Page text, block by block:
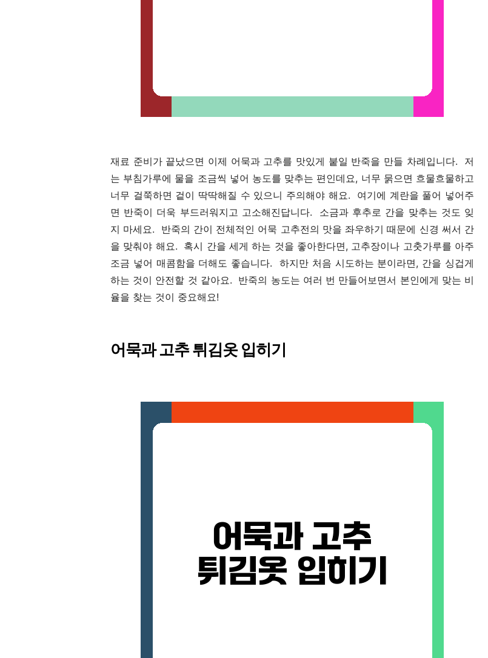
재료 준비가 끝났으면 이제 어묵과 고추를 맛있게 붙일 반죽을 만들 차례입니다. 저
는 부침가루에 물을 조금씩 넣어 농도를 맞추는 편인데요, 너무 묽으면 흐물흐물하고
너무 걸쭉하면 겉이 딱딱해질 수 있으니 주의해야 해요. 여기에 계란을 풀어 넣어주
면 반죽이 더욱 부드러워지고 고소해진답니다. 소금과 후추로 간을 맞추는 것도 잊
지 마세요. 반죽의 간이 전체적인 어묵 고추전의 맛을 좌우하기 때문에 신경 써서 간
을 맞춰야 해요. 혹시 간을 세게 하는 것을 좋아한다면, 고추장이나 고춧가루를 아주
조금 넣어 매콤함을 더해도 좋습니다. 하지만 처음 시도하는 분이라면, 간을 싱겁게
하는 것이 안전할 것 같아요. 반죽의 농도는 여러 번 만들어보면서 본인에게 맞는 비
율을 찾는 것이 중요해요!
어묵과 고추 튀김옷 입히기